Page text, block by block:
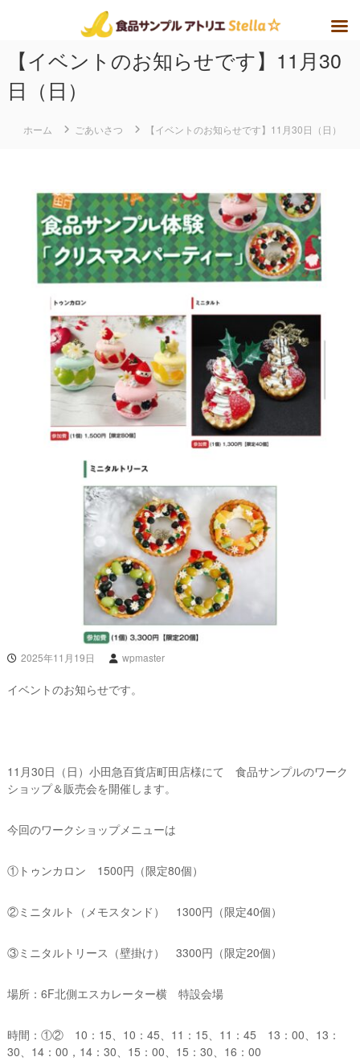
ン
【イベントのお知らせです】11月30
日（日）
ホーム ごあいさつ 【イベントのお知らせです】11月30日（日）
2025年11月19日 wpmaster
イベントのお知らせです。
11月30日（日）小田急百貨店町田店様にて 食品サンプルのワーク
ショップ＆販売会を開催します。
今回のワークショップメニューは
①トゥンカロン 1500円（限定80個）
②ミニタルト（メモスタンド） 1300円（限定40個）
③ミニタルトリース（壁掛け） 3300円（限定20個）
場所：6F北側エスカレーター横 特設会場
時間：①② 10：15、10：45、11：15、11：45 13：00、13：
30、14：00，14：30、15：00、15：30、16：00